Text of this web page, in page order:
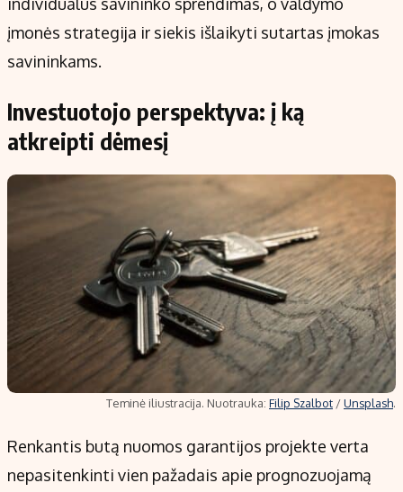
individualus savininko sprendimas, o valdymo
įmonės strategija ir siekis išlaikyti sutartas įmokas
savininkams.
Investuotojo perspektyva: į ką
atkreipti dėmesį
Teminė iliustracija. Nuotrauka: Filip Szalbot /Unsplash.
Renkantis butą nuomos garantijos projekte verta
nepasitenkinti vien pažadais apie prognozuojamą